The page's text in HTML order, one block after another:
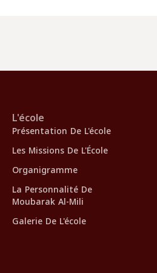
L'école
Présentation De L'école
Les Missions De L'École
Organigramme
La Personnalité De
Moubarak Al-Mili
Galerie De L'école